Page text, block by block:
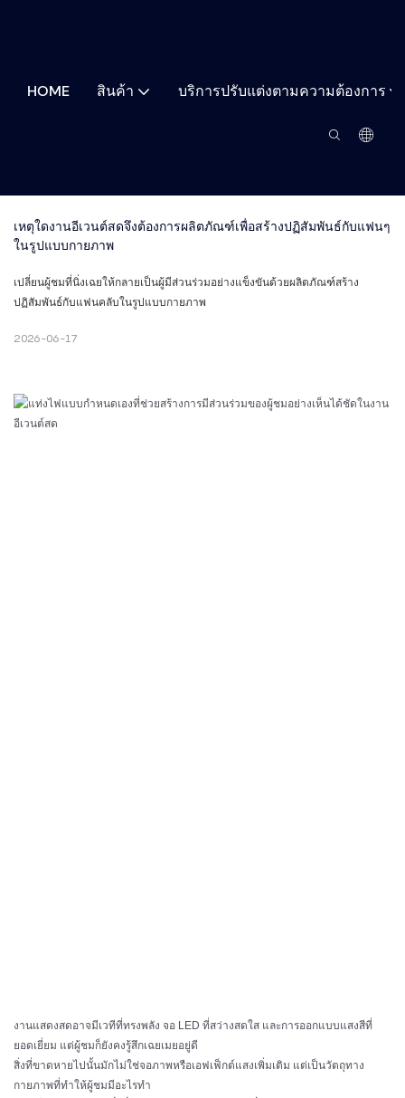
HOME สินค้า บริการปรับแต่งตามความต้องการ
เหตุใดงานอีเวนต์สดจึงต้องการผลิตภัณฑ์เพื่อสร้างปฏิสัมพันธ์กับแฟนๆ
ในรูปแบบกายภาพ
เปลี่ยนผู้ชมที่นิ่งเฉยให้กลายเป็นผู้มีส่วนร่วมอย่างแข็งขันด้วยผลิตภัณฑ์สร้าง
ปฏิสัมพันธ์กับแฟนคลับในรูปแบบกายภาพ
2026-06-17
งานแสดงสดอาจมีเวทีที่ทรงพลัง จอ LED ที่สว่างสดใส และการออกแบบแสงสีที่
ยอดเยี่ยม แต่ผู้ชมก็ยังคงรู้สึกเฉยเมยอยู่ดี
สิ่งที่ขาดหายไปนั้นมักไม่ใช่จอภาพหรือเอฟเฟ็กต์แสงเพิ่มเติม แต่เป็นวัตถุทาง
กายภาพที่ทำให้ผู้ชมมีอะไรทำ